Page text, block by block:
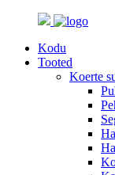
Kodu
Tooted
Koerte